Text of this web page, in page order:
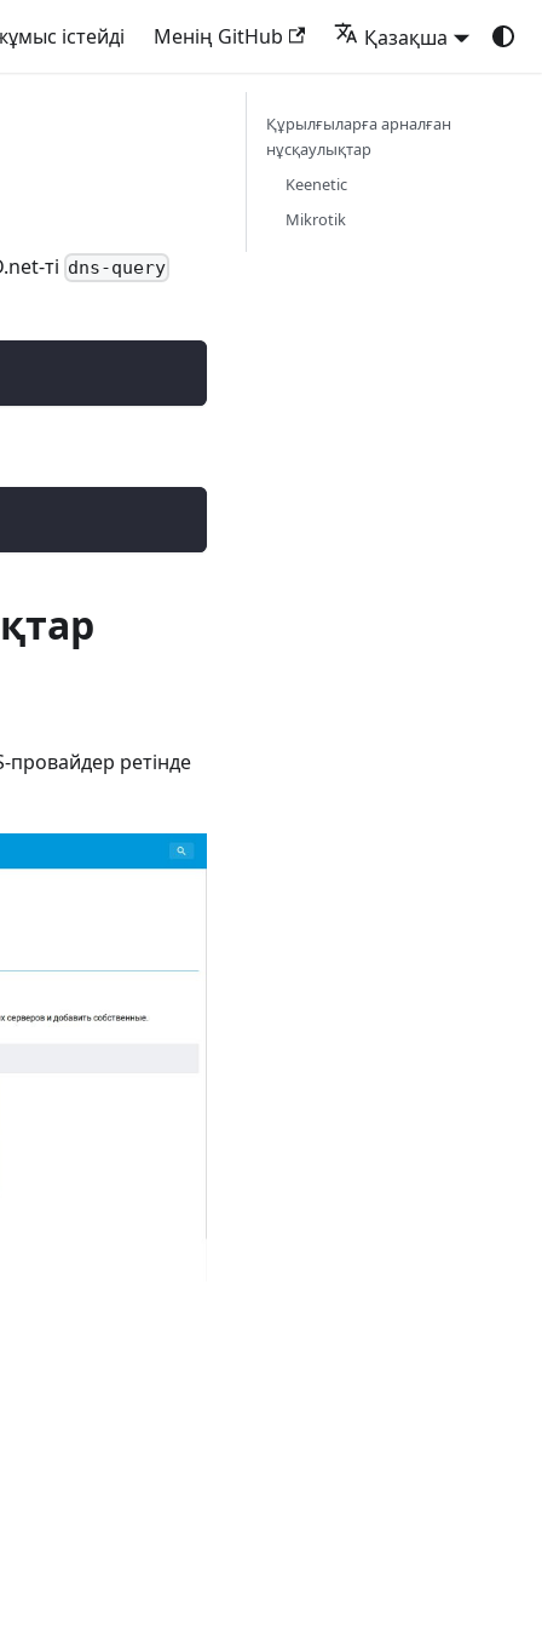
істейді Менің GitHub Қазақша
ті dns-query
провайдер ретінде
Құрылғыларға арналған
нұсқаулықтар
Keenetic
Mikrotik